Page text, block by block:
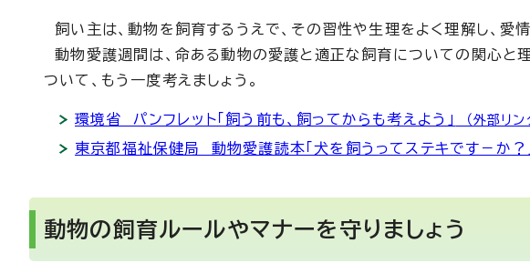
飼い主は、動物を飼育するうえで、その習性や生理をよく理解し、愛
動物愛護週間は、命ある動物の愛護と適正な飼育についての関心と
ついて、もう一度考えましょう。
環境省 パンフレット「飼う前も、飼ってからも考えよう」 （外部リン
東京都福祉保健局 動物愛護読本「犬を飼うってステキです－か？
動物の飼育ルールやマナーを守りましょう